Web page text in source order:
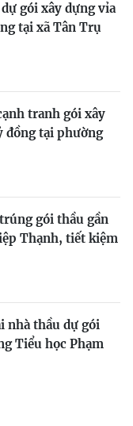
gói xây dựng vỉa
tại xã Tân Trụ
tranh gói xây
đồng tại phường
gói thầu gần
Thạnh, tiết kiệm
nhà thầu dự gói
Tiểu học Phạm